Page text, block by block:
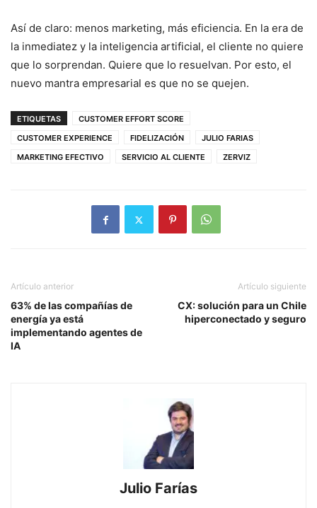
Así de claro: menos marketing, más eficiencia. En la era de
la inmediatez y la inteligencia artificial, el cliente no quiere
que lo sorprendan. Quiere que lo resuelvan. Por esto, el
nuevo mantra empresarial es que no se quejen.
ETIQUETAS
CUSTOMER EFFORT SCORE
CUSTOMER EXPERIENCE
FIDELIZACIÓN
JULIO FARIAS
MARKETING EFECTIVO
SERVICIO AL CLIENTE ZERVIZ
Artículo anterior
63% de las compañías de
energía ya está
implementando agentes de
IA
Artículo siguiente
CX: solución para un Chile
hiperconectado y seguro
Julio Farías